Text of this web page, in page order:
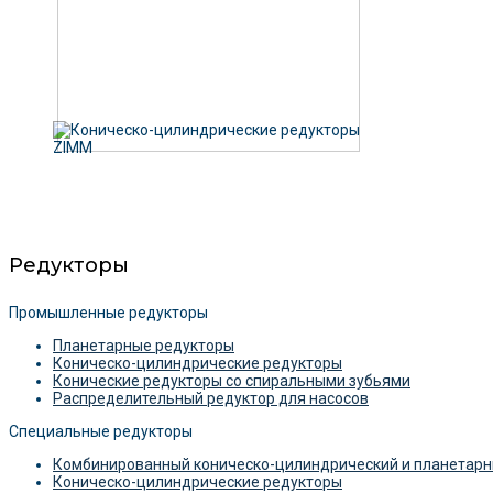
Редукторы
Промышленные редукторы
Планетарные редукторы
Коническо-цилиндрические редукторы
Конические редукторы со спиральными зубьями
Распределительный редуктор для насосов
Специальные редукторы
Комбинированный коническо-цилиндрический и
Коническо-цилиндрические редукторы